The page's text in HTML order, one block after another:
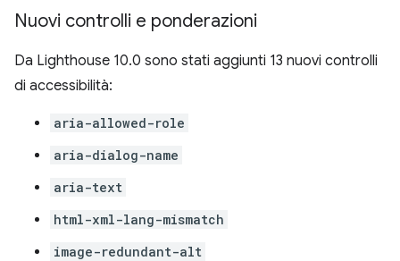
Nuovi controlli e ponderazioni
Da Lighthouse 10.0 sono stati aggiunti 13 nuovi controlli
di accessibilità:
aria-allowed-role
aria-dialog-name
aria-text
html-xml-lang-mismatch
image-redundant-alt